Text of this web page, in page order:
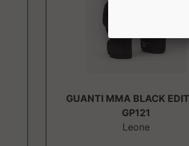
GUANTI MMA BLACK
GP121
Leone